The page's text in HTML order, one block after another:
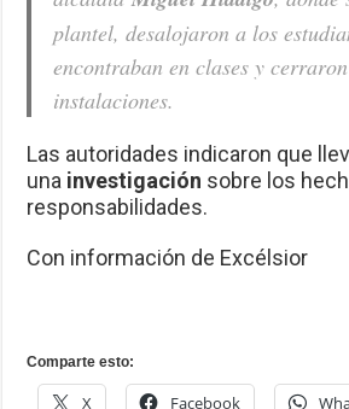
plantel, desalojaron a los
encontraban en clases y
instalaciones.
Las autoridades indicaron que
una investigación sobre los
responsabilidades.
Con información de Excélsior
Comparte esto:
X Facebook